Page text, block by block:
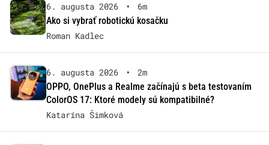
6. augusta 2026 •
6m
Ako si vybrať robotickú kosačku
Roman Kadlec
6. augusta 2026 •
2m
OPPO, OnePlus a Realme začínajú s beta testovaním
ColorOS 17: Ktoré modely sú kompatibilné?
Katarína Šimková